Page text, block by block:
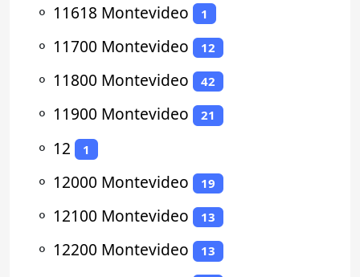
⚬ 11618 Montevideo 1
⚬ 11700 Montevideo 12
⚬ 11800 Montevideo 42
⚬ 11900 Montevideo 21
⚬ 12 1
⚬ 12000 Montevideo 19
⚬ 12100 Montevideo 13
⚬ 12200 Montevideo 13